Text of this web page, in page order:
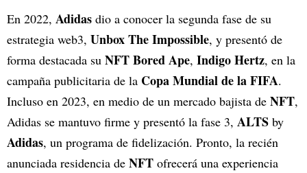
En 2022, Adidas dio a conocer la segunda fase de su
estrategia web3, Unbox The Impossible, y presentó de
forma destacada su NFT Bored Ape, Indigo Hertz, en la
campaña publicitaria de la Copa Mundial de la FIFA.
Incluso en 2023, en medio de un mercado bajista de NFT,
Adidas se mantuvo firme y presentó la fase 3, ALTS by
Adidas, un programa de fidelización. Pronto, la recién
anunciada residencia de NFT ofrecerá una experiencia